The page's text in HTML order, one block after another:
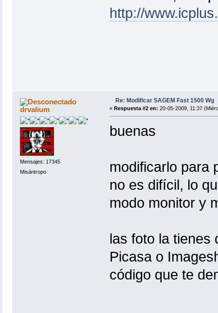
http://
drvalium
Mensajes: 17345
Misántropo
Re: Modificar SAGEM Fast 1500 Wg
« Respuesta #2 en: 20-05-2009, 11:37
buenas
modificarlo para
no es difícil, lo
modo monitor y
las foto la tienes
Picasa o
código que te